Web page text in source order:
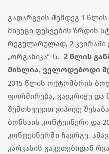
გადარგვის შემდეგ 1
მივეცი ფესვების ზრდის
რეგულარულად, 2
„ორგანიკა“-ს. 2 წლის
მიხლია, ველოდებოდი
2015 წლის ოქტომბრის
ფორმირება, გავკრიჭე და
შემთხვევით ვიპოვე
ბონსაის კონტეინერი და
კონტეინერში ჩავრგე.
კარკასის გაკეთებიდან